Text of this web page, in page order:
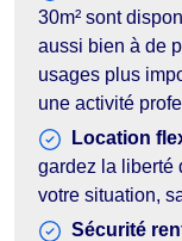
30m² sont
aussi bien à de
usages plus
une activité
Location
gardez la liberté
votre situation,
Sécurité